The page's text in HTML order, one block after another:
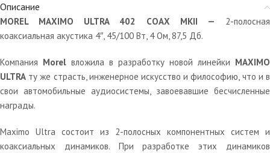
Описание
MOREL MAXIMO ULTRA 402 COAX MKII — 2-полосная
коаксиальная акустика 4″, 45/100 Вт, 4 Ом, 87,5 Дб.
Компания Morel вложила в разработку новой линейки MAXIMO
ULTRA ту же страсть, инженерное искусство и философию, что и в
свои автомобильные аудиосистемы, завоевавшие бесчисленные
награды.
Maximo Ultra состоит из 2-полосных компонентных систем и
коаксиальных динамиков. При разработке этих динамиков